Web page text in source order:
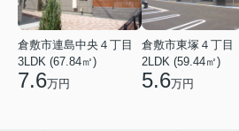
倉敷市連島中央４丁目
3LDK (67.84㎡)
7.6万円
倉敷市東塚４丁目
2LDK (59.44㎡)
5.6万円